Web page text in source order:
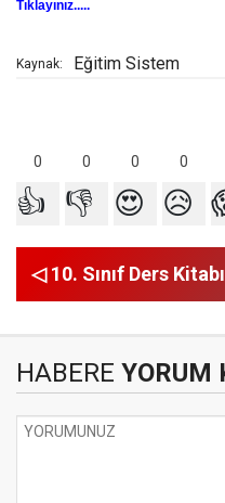
Tıklayınız.....
Kaynak: Eğitim Sistem
0 0 0 0
👍 👎 😍 😥
◁ 10. Sınıf Ders
HABERE YORUM